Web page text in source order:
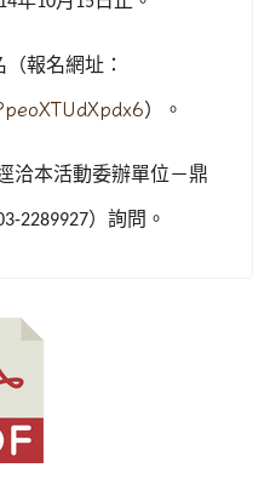
報名網址：
）。
洽本活動委辦單位－鼎
2289927）詢問。